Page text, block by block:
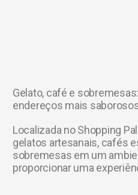
Gelato, café e
endereços mais
Localizada no Shopping
gelatos artesanais, cafés
sobremesas em um
proporcionar uma